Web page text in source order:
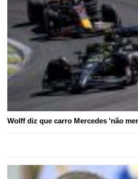
Wolff diz que carro Mercedes 'não